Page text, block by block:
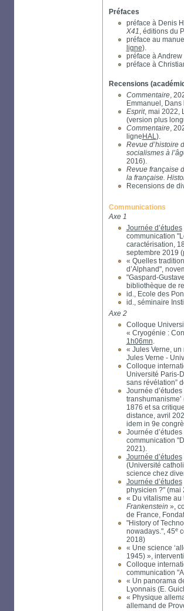
Préfaces
préface à Denis
X41, éditions du
préface au
ligne).
préface à
préface à
Recensions
Commentaire,
Emmanuel, Dans
Esprit, mai 2022,
(version plus
Commentaire,
ligne HAL).
Revue d’histoire
socialismes à
2016).
Revue française
la française.
Recensions de
Communications
Axe 1
Journée d’études
communication
caractérisation,
septembre 2019 (
« Quelles
d’Alphand",
"Gaspard-
bibliothèque de
id., Ecole des
id., séminaire
Axe 2
Colloque
« Cryogénie :
1h06mn.
« Jules Verne,
Jules Verne -
Colloque
Université Paris-
sans révélation”
Journée
1876 et sa
distance, avril
idem in 9e
Journée
communication
2021).
Journée d’études
(Université
science chez
Journée d’études
physicien ?" (mai
« Du vitalisme au
Frankenstein »,
de France,
"History of
nowadays.", 45e
2018)
« Une science
1945) »,
Colloque
communication
« Un panorama
Lyonnais (E.
« Physique
allemand de